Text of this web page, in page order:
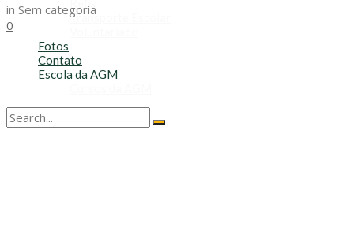
Refis
Transporte Escolar
Fotos
Contato
Escola da AGM
in Sem categoria
0